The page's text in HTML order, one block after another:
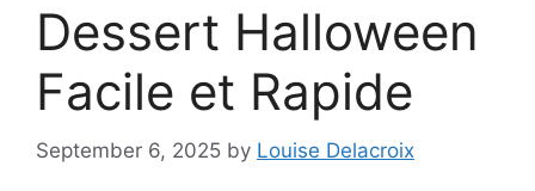
Dessert Halloween
Facile et Rapide
September 6, 2025 by Louise Delacroix